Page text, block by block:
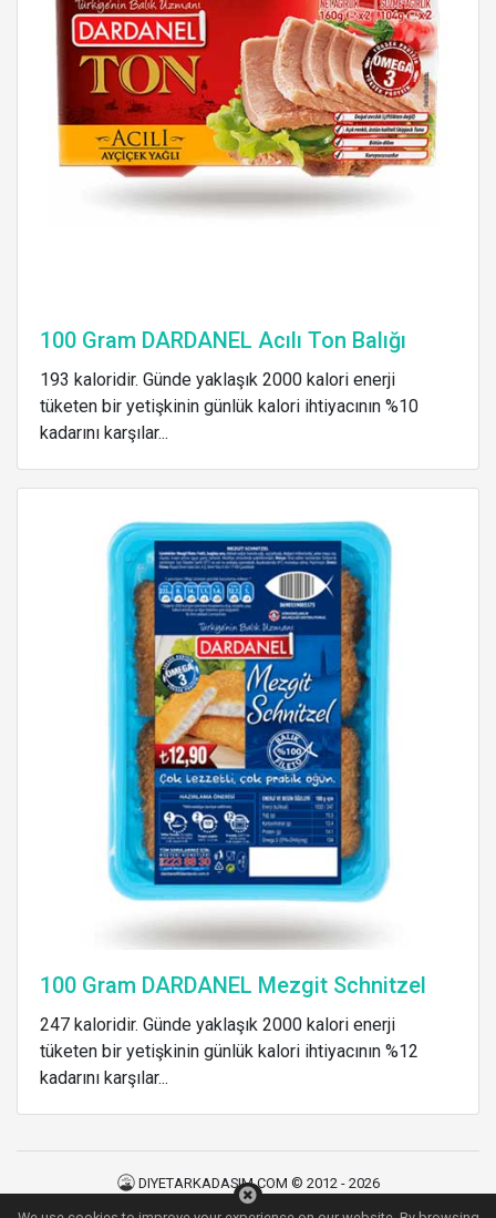
100 Gram DARDANEL Acılı Ton Balığı
193 kaloridir. Günde yaklaşık 2000 kalori enerji
tüketen bir yetişkinin günlük kalori ihtiyacının %10
kadarını karşılar...
100 Gram DARDANEL Mezgit Schnitzel
247 kaloridir. Günde yaklaşık 2000 kalori enerji
tüketen bir yetişkinin günlük kalori ihtiyacının %12
kadarını karşılar...
DIYETARKADASIM.COM © 2012 - 2026
Kullanım Şartları
Gizlilik Politikası İletişim